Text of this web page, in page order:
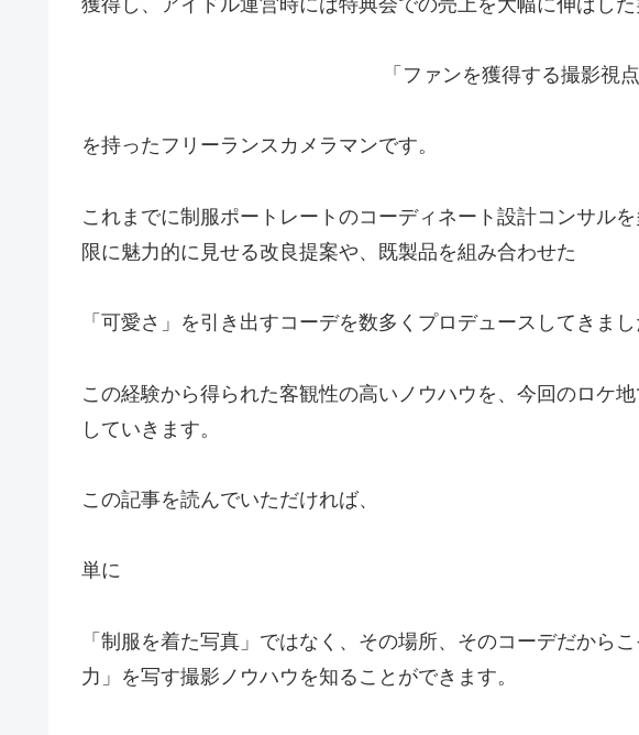
「ファンを獲得する撮影視点
を持ったフリーランスカメラマンです。
これまでに制服ポートレートのコーディネート設計コンサル
限に魅力的に見せる改良提案や、既製品を組み合わせた
「可愛さ」を引き出すコーデを数多くプロデュースしてきまし
この経験から得られた客観性の高いノウハウを、今回のロケ
していきます。
この記事を読んでいただければ、
単に
「制服を着た写真」ではなく、その場所、そのコーデだから
力」を写す撮影ノウハウを知ることができます。